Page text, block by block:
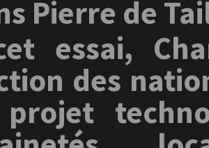
Pierre de
essai,
des